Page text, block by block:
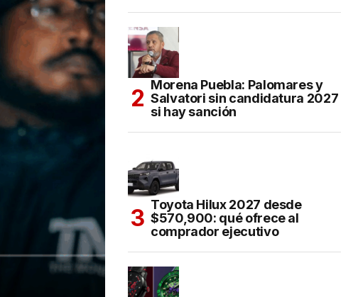
Morena Puebla: Palomares y
Salvatori sin candidatura 2027
si hay sanción
Toyota Hilux 2027 desde
$570,900: qué ofrece al
comprador ejecutivo